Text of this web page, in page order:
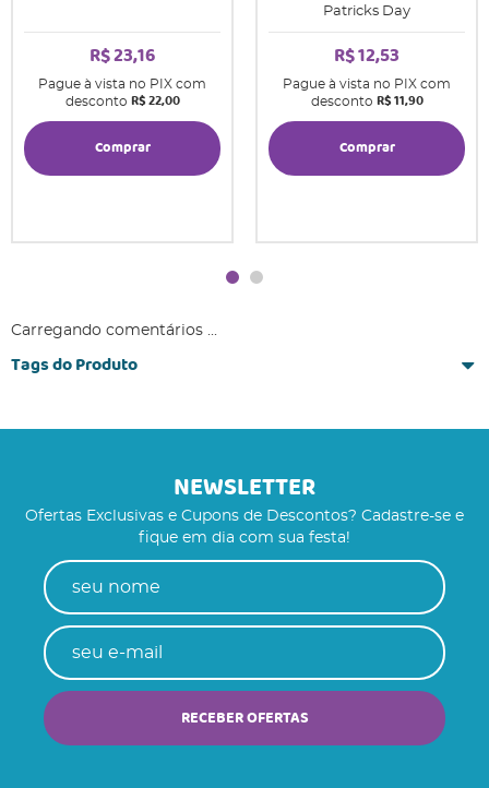
R$ 23,16
Pague à vista no PIX com
desconto R$ 22,00
Comprar
Patricks Day
R$ 12,53
Pague à vista no PIX com
desconto R$ 11,90
Comprar
Carregando comentários ...
Tags do Produto
NEWSLETTER
Ofertas Exclusivas e Cupons de Descontos? Cadastre-se e
fique em dia com sua festa!
RECEBER OFERTAS